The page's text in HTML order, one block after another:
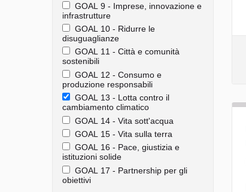
GOAL 9 - Imprese, innovazione e
infrastrutture
GOAL 10 - Ridurre le
disuguaglianze
GOAL 11 - Città e comunità
sostenibili
GOAL 12 - Consumo e
produzione responsabili
GOAL 13 - Lotta contro il
cambiamento climatico
GOAL 14 - Vita sott'acqua
GOAL 15 - Vita sulla terra
GOAL 16 - Pace, giustizia e
istituzioni solide
GOAL 17 - Partnership per gli
obiettivi